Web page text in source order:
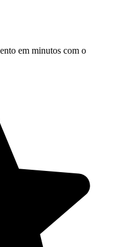
em minutos com o